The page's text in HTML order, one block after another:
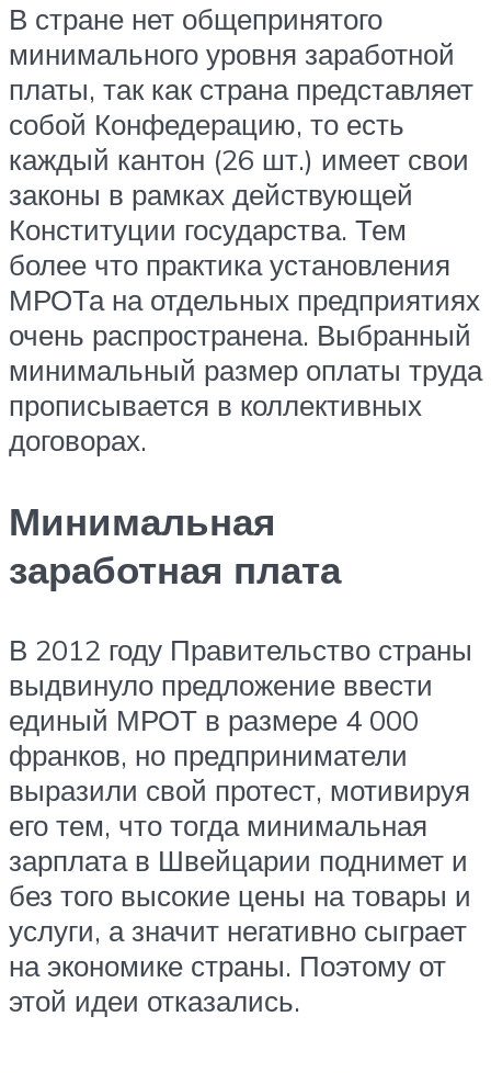
В стране нет общепринятого
минимального уровня заработной
платы, так как страна представляет
собой Конфедерацию, то есть
каждый кантон (26 шт.) имеет свои
законы в рамках действующей
Конституции государства. Тем
более что практика установления
МРОТа на отдельных предприятиях
очень распространена. Выбранный
минимальный размер оплаты труда
прописывается в коллективных
договорах.
Минимальная
заработная плата
В 2012 году Правительство страны
выдвинуло предложение ввести
единый МРОТ в размере 4 000
франков, но предприниматели
выразили свой протест, мотивируя
его тем, что тогда минимальная
зарплата в Швейцарии поднимет и
без того высокие цены на товары и
услуги, а значит негативно сыграет
на экономике страны. Поэтому от
этой идеи отказались.